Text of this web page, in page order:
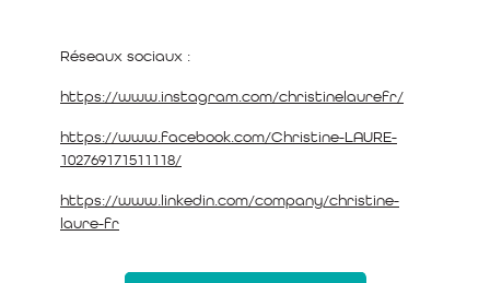
Réseaux sociaux :
https://www.instagram.com/christinelaurefr/
https://www.facebook.com/Christine-LAURE-
102769171511118/
https://www.linkedin.com/company/christine-
laure-fr